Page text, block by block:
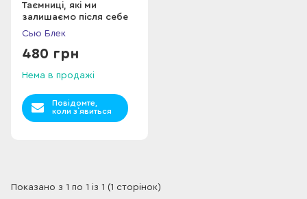
Таємниці, які ми
залишаємо після себе
Сью Блек
480 грн
Нема в продажі
Повідомте,
коли з`явиться
Показано з 1 по 1 із 1 (1 сторінок)